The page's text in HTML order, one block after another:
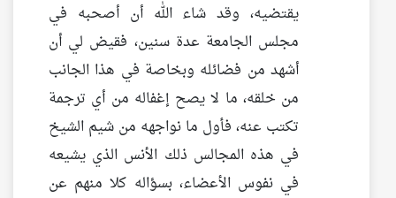
يقتضيه، وقد شاء الله أن أصحبه في
مجلس الجامعة عدة سنين، فقيض لي أن
أشهد من فضائله وبخاصة في هذا الجانب
من خلقه، ما لا يصح إغفاله من أي ترجمة
تكتب عنه، فأول ما نواجهه من شيم الشيخ
في هذه المجالس ذلك الأنس الذي يشيعه
في نفوس الأعضاء، بسؤاله كلا منهم عن